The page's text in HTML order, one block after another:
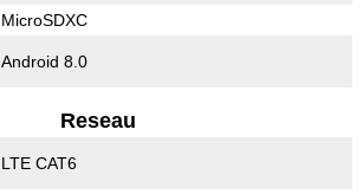
MicroSDXC
Android 8.0
Reseau
LTE CAT6